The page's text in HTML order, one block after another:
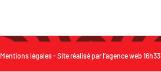
Mentions légales- Site réalisé parl’agence web 16h33